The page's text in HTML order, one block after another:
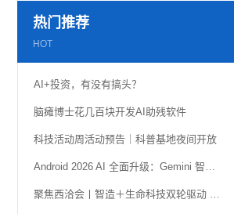
热门推荐
HOT
AI+投资，有没有搞头？
脑瘫博士花几百块开发AI助残软件
科技活动周活动预告｜科普基地夜间开放
Android 2026 AI 全面升级：Gemini 智能体自动化、AI 小组件功能详解
聚焦西洽会丨智造＋生命科技双轮驱动 璧山携“硬核科技”亮相